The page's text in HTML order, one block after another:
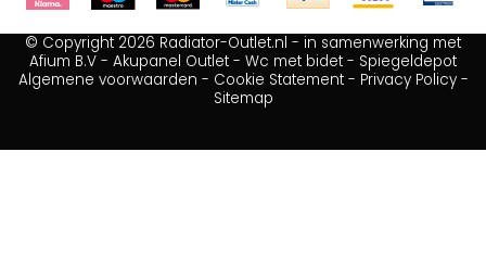
© Copyright 2026 Radiator-Outlet.nl - in samenwerking met
Afium B.V - Akupanel Outlet - Wc met bidet - Spiegeldepot
Algemene voorwaarden - Cookie Statement- Privacy Policy-
Sitemap